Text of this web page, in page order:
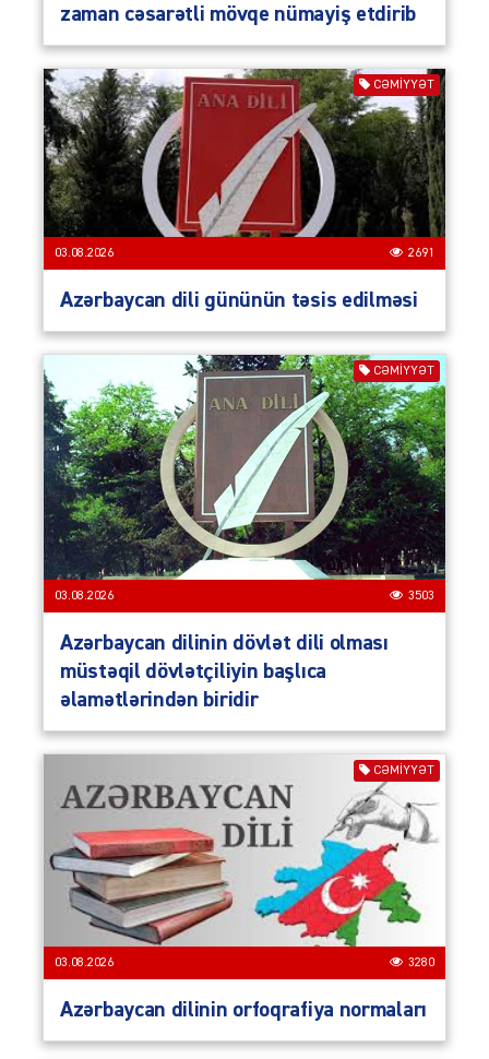
zaman cəsarətli mövqe nümayiş etdirib
CƏMIYYƏT
03.08.2026 2691
Azərbaycan dili gününün təsis edilməsi
CƏMIYYƏT
03.08.2026 3503
Azərbaycan dilinin dövlət dili olması
müstəqil dövlətçiliyin başlıca
əlamətlərindən biridir
CƏMIYYƏT
03.08.2026 3280
Azərbaycan dilinin orfoqrafiya normaları